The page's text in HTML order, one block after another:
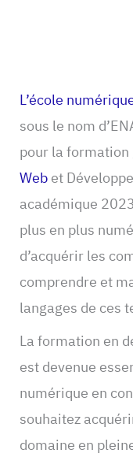
L’école
sous le nom
pour la
Webet
académique
plus en plus
d’acquérir les
comprendre et
langages de ces
La formation en
est devenue
numérique en
souhaitez
domaine en